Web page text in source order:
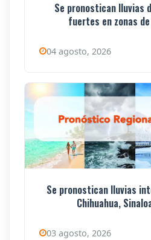
Se pronostican lluvias
fuertes en zonas
04 agosto, 2026
Se pronostican lluvias
Chihuahua,
03 agosto, 2026